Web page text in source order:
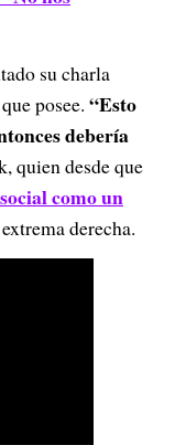
su charla
posee. “Esto
debería
quien desde que
como un
derecha.